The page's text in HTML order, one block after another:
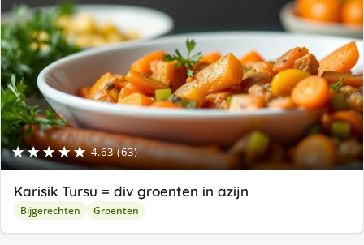
★★★★★ 4.63 (63)
Karisik Tursu = div groenten in azijn
Bijgerechten Groenten